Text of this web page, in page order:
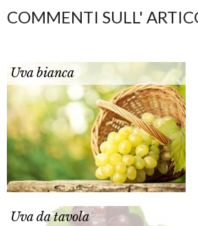
COMMENTI SULL'
Uva bianca
Uva da tavola